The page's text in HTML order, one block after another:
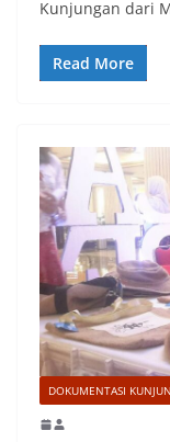
Kunjungan dari
Read More
DOKUMENTASI